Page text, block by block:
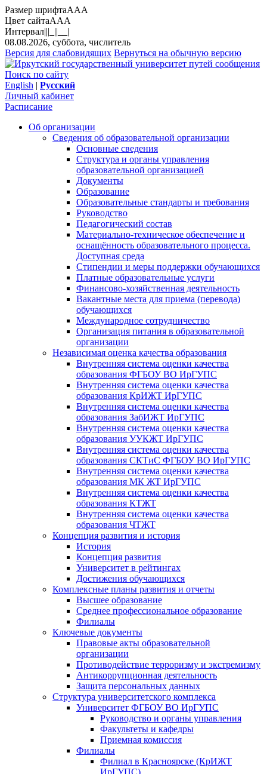
Размер шрифтаAAA
Цвет сайтаAAA
Интервал|||_||__|
08.08.2026, суббота, числитель
Версия для слабовидящих Вернуться на обычную версию
Поиск по сайту
English | Русский
Личный кабинет
Расписание
Об организации
Сведения об образовательной организации
Основные сведения
Структура и органы управления
образовательной организацией
Документы
Образование
Образовательные стандарты и требования
Руководство
Педагогический состав
Материально-техническое обеспечение и
оснащённость образовательного процесса.
Доступная среда
Стипендии и меры поддержки обучающихся
Платные образовательные услуги
Финансово-хозяйственная деятельность
Вакантные места для приема (перевода)
обучающихся
Международное сотрудничество
Организация питания в образовательной
организации
Независимая оценка качества образования
Внутренняя система оценки качества
образования ФГБОУ ВО ИрГУПС
Внутренняя система оценки качества
образования КрИЖТ ИрГУПС
Внутренняя система оценки качества
образования ЗабИЖТ ИрГУПС
Внутренняя система оценки качества
образования УУКЖТ ИрГУПС
Внутренняя система оценки качества
образования СКТиС ФГБОУ ВО ИрГУПС
Внутренняя система оценки качества
образования МК ЖТ ИрГУПС
Внутренняя система оценки качества
образования КТЖТ
Внутренняя система оценки качества
образования ЧТЖТ
Концепция развития и история
История
Концепция развития
Университет в рейтингах
Достижения обучающихся
Комплексные планы развития и отчеты
Высшее образование
Среднее профессиональное образование
Филиалы
Ключевые документы
Правовые акты образовательной
организации
Противодействие терроризму и экстремизму
Антикоррупционная деятельность
Защита персональных данных
Структура университетского комплекса
Университет ФГБОУ ВО ИрГУПС
Руководство и органы управления
Факультеты и кафедры
Приемная комиссия
Филиалы
Филиал в Красноярске (КрИЖТ
ИрГУПС)